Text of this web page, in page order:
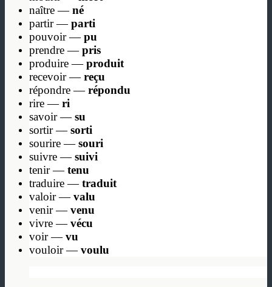
naître —né
partir —parti
pouvoir —pu
prendre —pris
produire —produit
recevoir —reçu
répondre —répondu
rire —ri
savoir —su
sortir —sorti
sourire —souri
suivre —suivi
tenir —tenu
traduire —traduit
valoir —valu
venir —venu
vivre —vécu
voir —vu
vouloir —voulu